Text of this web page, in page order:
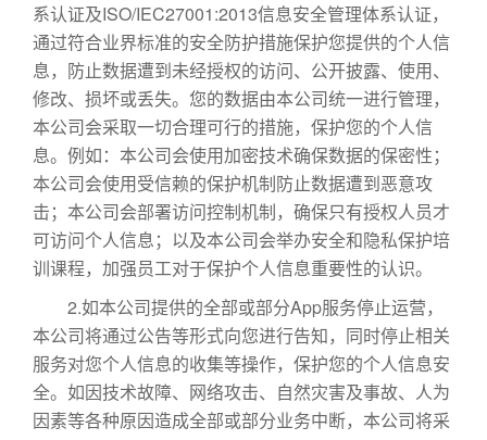
系认证及ISO/IEC27001:2013信息安全管理体系认证，
通过符合业界标准的安全防护措施保护您提供的个人信
息，防止数据遭到未经授权的访问、公开披露、使用、
修改、损坏或丢失。您的数据由本公司统一进行管理，
本公司会采取一切合理可行的措施，保护您的个人信
息。例如：本公司会使用加密技术确保数据的保密性；
本公司会使用受信赖的保护机制防止数据遭到恶意攻
击；本公司会部署访问控制机制，确保只有授权人员才
可访问个人信息；以及本公司会举办安全和隐私保护培
训课程，加强员工对于保护个人信息重要性的认识。
2.如本公司提供的全部或部分App服务停止运营，
本公司将通过公告等形式向您进行告知，同时停止相关
服务对您个人信息的收集等操作，保护您的个人信息安
全。如因技术故障、网络攻击、自然灾害及事故、人为
因素等各种原因造成全部或部分业务中断，本公司将采